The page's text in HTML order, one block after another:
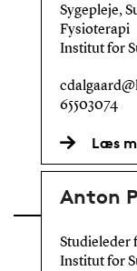
Sygepleje,
Fysioterapi
Institut for
65503074
Læs
Anton
Studieleder
Institut for